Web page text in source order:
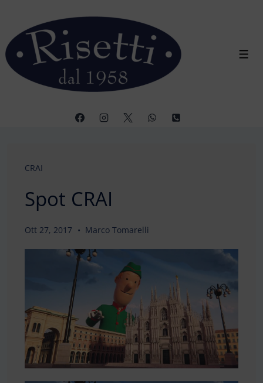
contenuto
principale
CRAI
Spot CRAI
Ott 27, 2017 Marco Tomarelli